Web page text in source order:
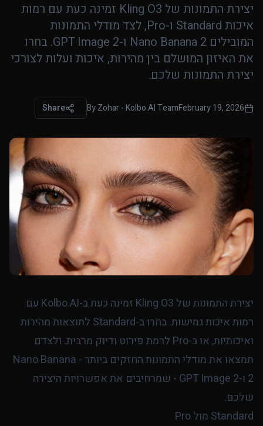
יצירת התמונות של Kling O3 זמינה כעת עם רמות
איכות Standard ו-Pro, לצד מודלי התמונות
המובילים Nano Banana 2 ו-GPT Image 2. בחרו
את האיזון המושלם בין מהירות, איכות ועלות לצורכי
יצירת התמונות שלכם.
February 19, 2026
ByZohar - Kolbo.AI Team
Share
יצירת התמונות של Kling O3 זמינה כעת ב-Kolbo.AI עם
רמות איכות גמישות. בחרו ב-Standard לתוצאות מהירות
ואיכותיות, או ב-Pro לרמת פירוט ודיוק מרבית. ולצדם
תמצאו את מודלי התמונות החזקים ביותר - Nano Banana
2 ו-GPT Image 2 - שמרחיבים את אפשרויות היצירה
שלכם.
Standard מול Pro